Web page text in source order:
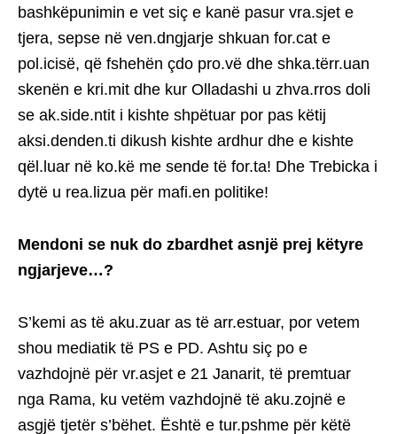
bashkëpunimin e vet siç e kanë pasur vra.sjet e
tjera, sepse në ven.dngjarje shkuan for.cat e
pol.icisë, që fshehën çdo pro.vë dhe shka.tërr.uan
skenën e kri.mit dhe kur Olladashi u zhva.rros doli
se ak.side.ntit i kishte shpëtuar por pas këtij
aksi.denden.ti dikush kishte ardhur dhe e kishte
qël.luar në ko.kë me sende të for.ta! Dhe Trebicka i
dytë u rea.lizua për mafi.en politike!
Mendoni se nuk do zbardhet asnjë prej këtyre
ngjarjeve…?
S’kemi as të aku.zuar as të arr.estuar, por vetem
shou mediatik të PS e PD. Ashtu siç po e
vazhdojnë për vr.asjet e 21 Janarit, të premtuar
nga Rama, ku vetëm vazhdojnë të aku.zojnë e
asgjë tjetër s’bëhet. Është e tur.pshme për këtë